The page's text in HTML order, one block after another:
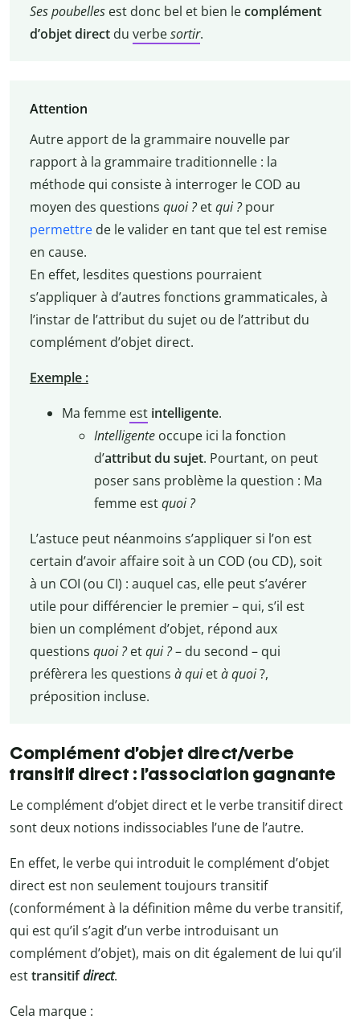
Ses poubellesest donc bel et bien lecomplément
d’objet directdu verbesortir.
Attention
Autre apport de la grammaire nouvelle par
rapport à la grammaire traditionnelle : la
méthode qui consiste à interroger le COD au
moyen des questions quoi ?etqui ?pour
permettrede le valider en tant que tel est remise
en cause.
En effet, lesdites questions pourraient
s’appliquer à d’autres fonctions grammaticales, à
l’instar de l’attribut du sujet ou de l’attribut du
complément d’objet direct.
Exemple :
Ma femme est intelligente.
Intelligenteoccupe ici la fonction
d’attribut du sujet. Pourtant, on peut
poser sans problème la question : Ma
femme estquoi ?
L’astuce peut néanmoins s’appliquer si l’on est
certain d’avoir affaire soit à un COD (ou CD), soit
à un COI (ou CI) : auquel cas, elle peut s’avérer
utile pour différencier le premier – qui, s’il est
bien un complément d’objet, répond aux
questions quoi ?etqui ?– du second – qui
préfèrera les questions à quietà quoi?,
préposition incluse.
Complément d’objet direct/verbe
transitif direct : l’association gagnante
Le complément d’objet direct et le verbe transitif direct
sont deux notions indissociables l’une de l’autre.
En effet, le verbe qui introduit le complément d’objet
direct est non seulement toujours transitif
(conformément à la définition même du verbe transitif,
qui est qu’il s’agit d’un verbe introduisant un
complément d’objet), mais on dit également de lui qu’il
esttransitifdirect.
Cela marque :